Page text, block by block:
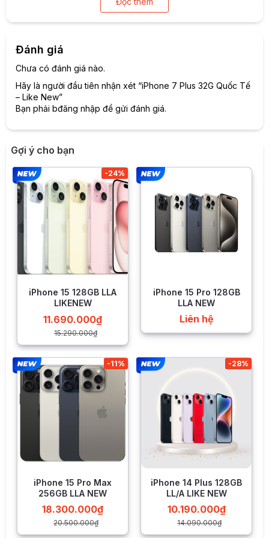
Camera nhiều đột phá
iPhone 7 Plus. Apple đã trang bị cho máy cụm camera kép
12 MP bao gồm một ống góc rộng, khẩu độ lớn f/1.8 và một
ống tele làm chức năng zoom quang học lên đến 2X và
zoom điện tử lên tới 10x thỏa mãn đầy đủ hơn nhu cầu nhiếp
ảnh chuyên nghiệp.
Cụm camera kép trên iPhone 7 Plus còn bổ sung thêm chức
năng xóa phông cho người dùng thoải mái tạo ra những
bức ảnh có chiều sâu ấn tượng. Không những thế, tích hợp
bộ cảm biến ảnh mới cho tốc độ xử lý nhanh hơn 60% và
hiệu quả hơn 30% so với các thế hệ iPhone cũ cùng với chip
xử lí hình ảnh riêng biệt.
Đánh giá
Chưa có đánh giá nào.
Hãy là người đầu tiên nhận xét “iPhone 7 Plus 32G Quốc Tế
– Like New”
Bạn phải bđăng nhập để gửi đánh giá.
Gợi ý cho bạn
-24%
iPhone 15 128GB LLA
LIKENEW
15.290.000₫
11.690.000₫
iPhone 15 Pro 128GB
LLA NEW
Liên hệ
-11%
iPhone 15 Pro Max
256GB LLA NEW
20.500.000₫
18.300.000₫
-28%
iPhone 14 Plus 128GB
LL/A LIKE NEW
14.090.000₫
10.190.000₫